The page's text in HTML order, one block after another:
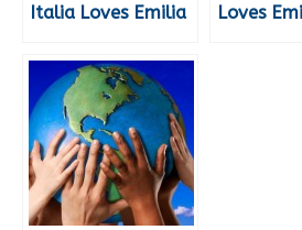
Italia Loves Emilia
Loves